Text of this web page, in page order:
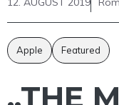
Apple Featured
„THE